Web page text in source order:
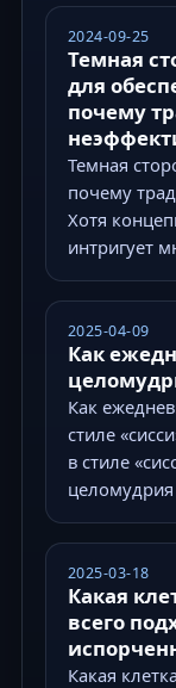
2024-09-25
Темная
для
почему
Темная
почему
Хотя
интригует
2025-04-09
Как
Как
стиле
в стиле
2025-03-18
Какая
всего
Какая